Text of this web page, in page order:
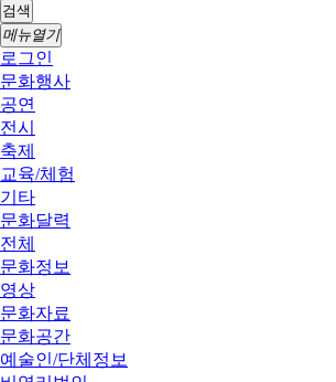
검색
메뉴열기
로그인
문화행사
공연
전시
축제
교육/체험
기타
문화달력
전체
문화정보
영상
문화자료
문화공간
예술인/단체정보